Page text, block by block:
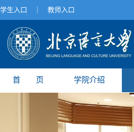
学生入口 教师入口
首 页 学院介绍